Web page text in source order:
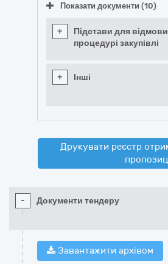
Показати документи (10)
+
Підстави для відмови
процедурі закупівлі
+ Інші
Друкувати реєстр
- Документи тендеру
Завантажити архівом